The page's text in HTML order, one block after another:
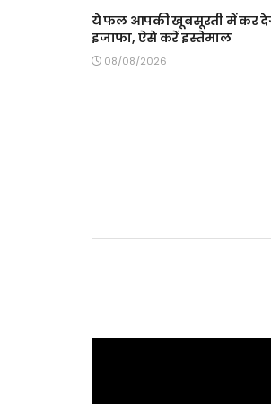
ये फल आपकी खूबसूरती में कर
इजाफा, ऐसे करें इस्तेमाल
08/08/2026